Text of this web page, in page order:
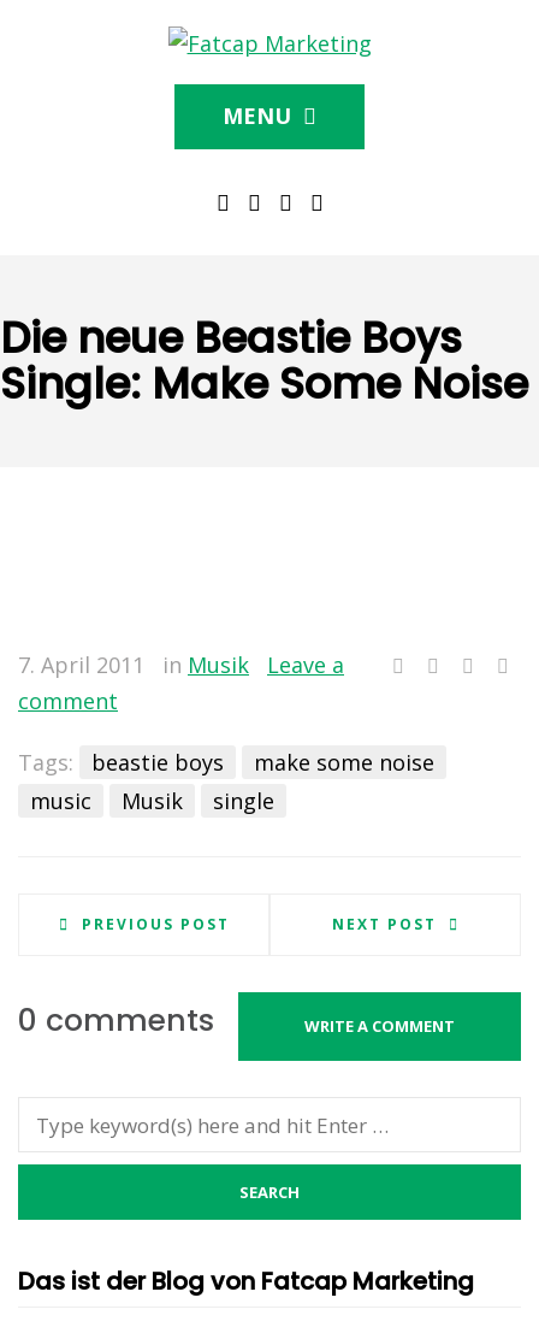
MENU
Die neue Beastie Boys
Single: Make Some Noise
7. April 2011 in Musik
Leave a
comment
Tags: beastie boys
make some noise
music
Musik single
PREVIOUS POST NEXT POST
0 comments WRITE A COMMENT
Das ist der Blog von Fatcap Marketing